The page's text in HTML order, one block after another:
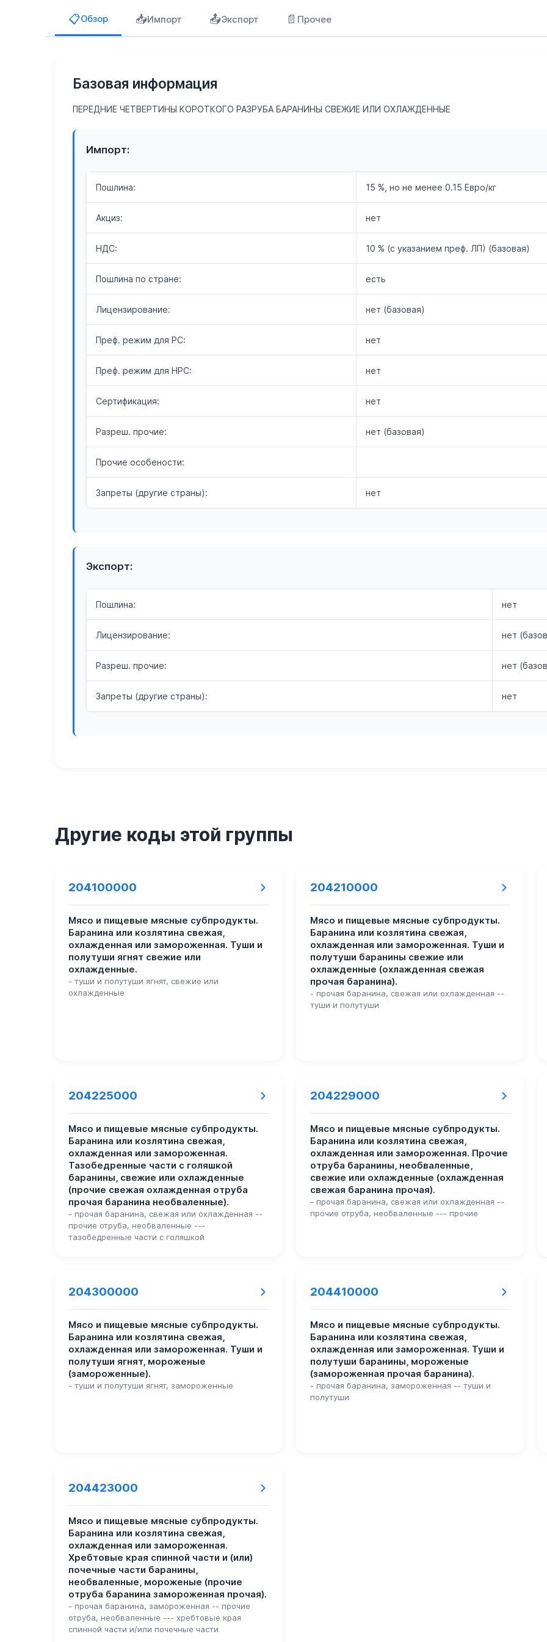
📋Обзор 📥Импорт 📤Экспорт 📄 Прочее
Базовая информация
ПЕРЕДНИЕ ЧЕТВЕРТИНЫ КОРОТКОГО РАЗРУБА БАРАНИНЫ СВЕЖИЕ ИЛИ ОХЛАЖДЕННЫЕ
Импорт:
Пошлина: 15 %, но не менее 0.15 Евро/кг
Акциз: нет
НДС: 10 % (с указанием преф. ЛП) (базовая)
Пошлина по стране: есть
Лицензирование: нет (базовая)
Преф. режим для РС: нет
Преф. режим для НРС: нет
Сертификация: нет
Разреш. прочие: нет (базовая)
Прочие особености:
Запреты (другие страны): нет
Экспорт:
Пошлина: нет
Лицензирование: нет
Разреш. прочие: нет
Запреты (другие страны): нет
Другие коды этой группы
204100000
Мясо и пищевые мясные субпродукты.
Баранина или козлятина свежая,
охлажденная или замороженная. Туши и
полутуши ягнят свежие или
охлажденные.
- туши и полутуши ягнят, свежие или
охлажденные
204210000
Мясо и пищевые мясные субпродукты.
Баранина или козлятина свежая,
охлажденная или замороженная. Туши и
полутуши баранины свежие или
охлажденные (охлажденная свежая
прочая баранина).
- прочая баранина, свежая или охлажденная --
туши и полутуши
204225000
Мясо и пищевые мясные субпродукты.
Баранина или козлятина свежая,
охлажденная или замороженная.
Тазобедренные части с голяшкой
баранины, свежие или охлажденные
(прочие свежая охлажденная отруба
прочая баранина необваленные).
- прочая баранина, свежая или охлажденная --
прочие отруба, необваленные ---
тазобедренные части с голяшкой
204229000
Мясо и пищевые мясные субпродукты.
Баранина или козлятина свежая,
охлажденная или замороженная. Прочие
отруба баранины, необваленные,
свежие или охлажденные (охлажденная
свежая баранина прочая).
- прочая баранина, свежая или охлажденная --
прочие отруба, необваленные --- прочие
204300000
Мясо и пищевые мясные субпродукты.
Баранина или козлятина свежая,
охлажденная или замороженная. Туши и
полутуши ягнят, мороженые
(замороженные).
- туши и полутуши ягнят, замороженные
204410000
Мясо и пищевые мясные субпродукты.
Баранина или козлятина свежая,
охлажденная или замороженная. Туши и
полутуши баранины, мороженые
(замороженная прочая баранина).
- прочая баранина, замороженная -- туши и
полутуши
204423000
Мясо и пищевые мясные субпродукты.
Баранина или козлятина свежая,
охлажденная или замороженная.
Хребтовые края спинной части и (или)
почечные части баранины,
необваленные, мороженые (прочие
отруба баранина замороженная прочая).
- прочая баранина, замороженная -- прочие
отруба, необваленные --- хребтовые края
спинной части и/или почечные части